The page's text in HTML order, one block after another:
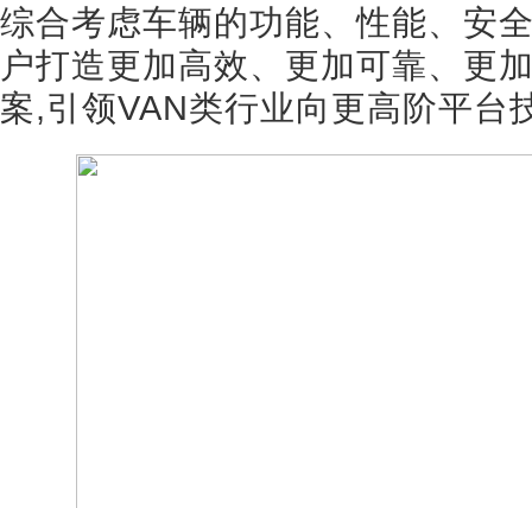
综合考虑车辆的功能、性能、安
户打造更加高效、更加可靠、更
案,引领VAN类行业向更高阶平台